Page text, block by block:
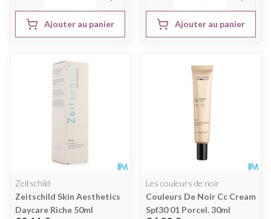
Ajouter au panier Ajouter au panier
Zeitschild
Zeitschild Skin Aesthetics
Daycare Riche 50ml
Les couleurs de noir
Couleurs De Noir Cc Cream
Spf30 01 Porcel. 30ml